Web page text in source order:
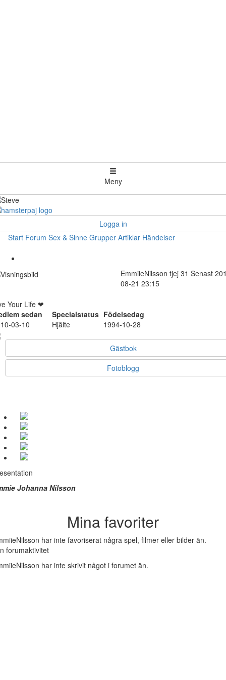
Meny
Logga in
Start Forum Sex & Sinne Grupper Artiklar Händelser
EmmiieNilsson tjej 31 Senast
08-21 23:15
Your Life ❤
sedan
Specialstatus Födelsedag
03-10
Hjälte 1994-10-28
Gästbok
Fotoblogg
Johanna Nilsson
Mina favoriter
har inte favoriserat några spel, filmer eller bilder än.
forumaktivitet
har inte skrivit något i forumet än.